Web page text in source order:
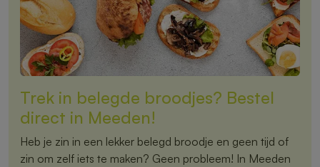
Trek in belegde broodjes? Bestel
direct in Meeden!
Heb je zin in een lekker belegd broodje en geen tijd of
zin om zelf iets te maken? Geen probleem! In Meeden